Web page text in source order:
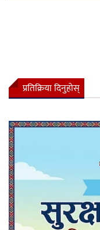
प्रतिक्रिया दिनुहोस्